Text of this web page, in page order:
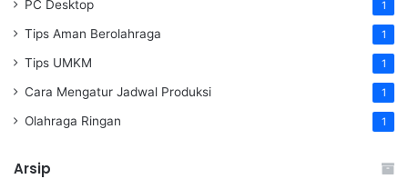
PC Desktop 1
Tips Aman Berolahraga 1
Tips UMKM 1
Cara Mengatur Jadwal Produksi 1
Olahraga Ringan 1
Arsip